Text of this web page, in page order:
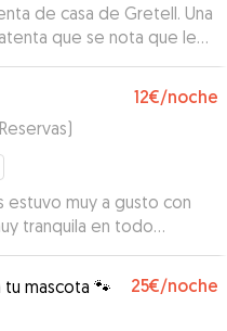
de casa de Gretell. Una
que se nota que le
Agradecimos que nos
vídeo. Muy
12€/noche
Reservas)
estuvo muy a gusto con
tranquila en todo
tu mascota 🐾
25€/noche